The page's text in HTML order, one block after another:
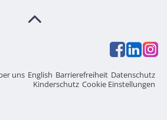
uns English Barrierefreiheit Datenschutz
Kinderschutz Cookie Einstellungen